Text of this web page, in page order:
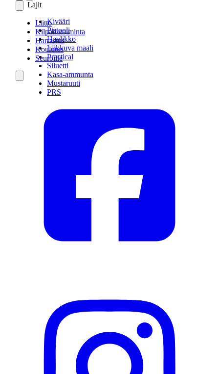
Lajit
Kivääri
Pistooli
Haulikko
Liikkuva maali
Practical
Siluetti
Kasa-ammunta
Mustaruuti
PRS
Liitto
Kilpailutoiminta
Harrastus
Koulutus
Seuroille